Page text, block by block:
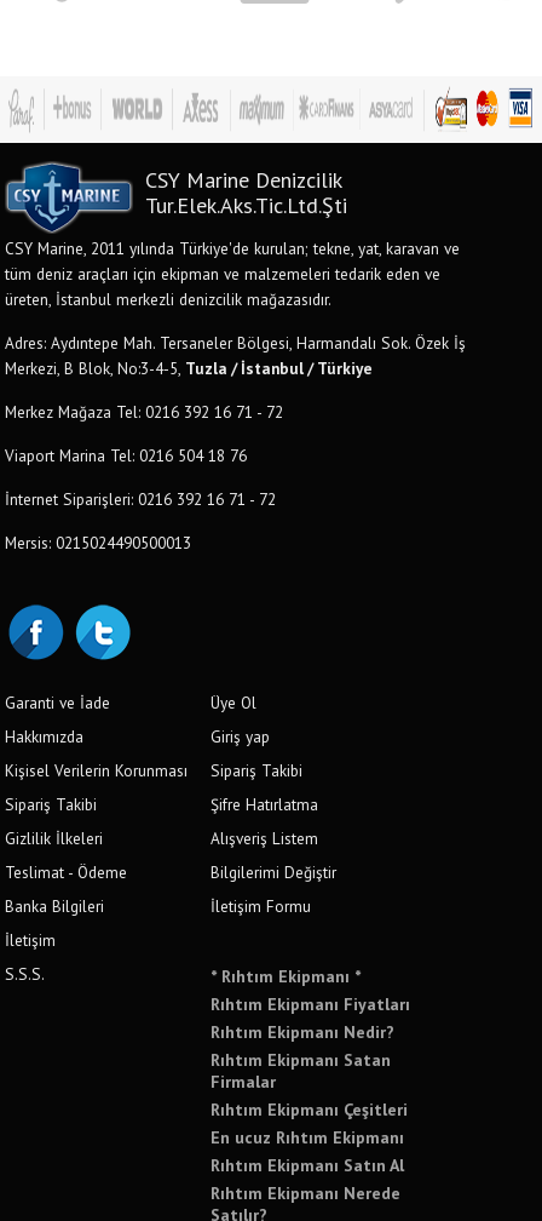
CSY Marine Denizcilik
Tur.Elek.Aks.Tic.Ltd.Şti
CSY Marine, 2011 yılında Türkiye'de kurulan; tekne, yat, karavan ve
tüm deniz araçları için ekipman ve malzemeleri tedarik eden ve
üreten, İstanbul merkezli denizcilik mağazasıdır.
Adres: Aydıntepe Mah. Tersaneler Bölgesi, Harmandalı Sok. Özek İş
Merkezi, B Blok, No:3-4-5, Tuzla / İstanbul / Türkiye
Merkez Mağaza Tel: 0216 392 16 71 - 72
Viaport Marina Tel: 0216 504 18 76
İnternet Siparişleri: 0216 392 16 71 - 72
Mersis: 0215024490500013
Garanti ve İade
Hakkımızda
Kişisel Verilerin Korunması
Sipariş Takibi
Gizlilik İlkeleri
Teslimat - Ödeme
Banka Bilgileri
İletişim
S.S.S.
Üye Ol
Giriş yap
Sipariş Takibi
Şifre Hatırlatma
Alışveriş Listem
Bilgilerimi Değiştir
İletişim Formu
* Rıhtım Ekipmanı *
Rıhtım Ekipmanı Fiyatları
Rıhtım Ekipmanı Nedir?
Rıhtım Ekipmanı Satan
Firmalar
Rıhtım Ekipmanı Çeşitleri
En ucuz Rıhtım Ekipmanı
Rıhtım Ekipmanı Satın Al
Rıhtım Ekipmanı Nerede
Satılır?